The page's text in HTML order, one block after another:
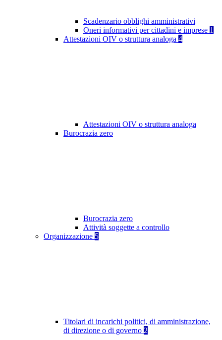
Scadenzario obblighi amministrativi
Oneri informativi per cittadini e imprese 1
Attestazioni OIV o struttura analoga 4
Attestazioni OIV o struttura analoga
Burocrazia zero
Burocrazia zero
Attività soggette a controllo
Organizzazione 5
Titolari di incarichi politici, di amministrazione,
di direzione o di governo 2